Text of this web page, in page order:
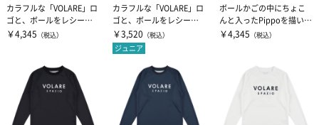
プロテイン
その他サプリメント
グッズ・アクセサリー
ひざ用サポーター
足首用サポーター
その他サポーター
アンダーラップ
その他テーピンググッズ
半袖シャツ
その他グッズ
THE PERSON SELECT
カラフルな「VOLARE」ロ
ゴと、ボールをレシーブ
するPippoの姿を組み合わ
￥4,345 （税込）
カラフルな「VOLARE」ロ
ゴと、ボールをレシーブ
するPippoの姿を組み合わ
せ...
￥3,520 （税込）
ジュニア
ボールかごの中にちょこ
んと入ったPippoを描い
た、愛らしさ満点のロン
￥4,345 （税込）